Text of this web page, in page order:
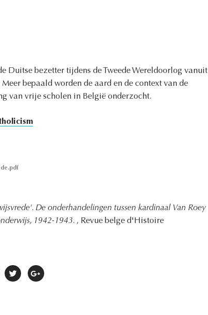
Duitse bezetter tijdens de Tweede Wereldoorlog vanuit
bepaald worden de aard en de context van de
van vrije scholen in België onderzocht.
De onderhandelingen tussen kardinaal Van Roey
1942-1943. , Revue belge d'Histoire